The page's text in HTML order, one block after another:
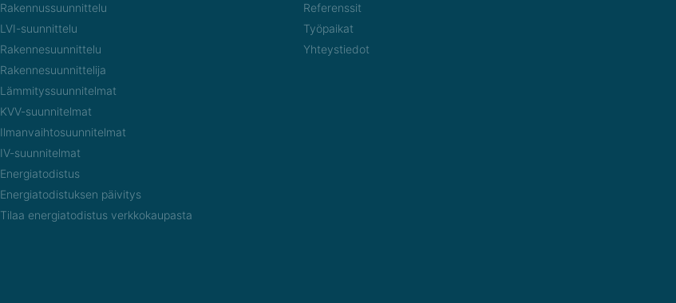
Rakennussuunnittelu
LVI-suunnittelu
Rakennesuunnittelu
Rakennesuunnittelija
Lämmityssuunnitelmat
KVV-suunnitelmat
Ilmanvaihtosuunnitelmat
IV-suunnitelmat
Energiatodistus
Energiatodistuksen päivitys
Tilaa energiatodistus verkkokaupasta
Referenssit
Työpaikat
Yhteystiedot